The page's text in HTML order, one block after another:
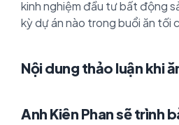
kinh nghiệm đầu tư bất động
kỳ dự án nào trong buổi ăn tối
Nội dung thảo luận khi
Anh Kiên Phan sẽ trình